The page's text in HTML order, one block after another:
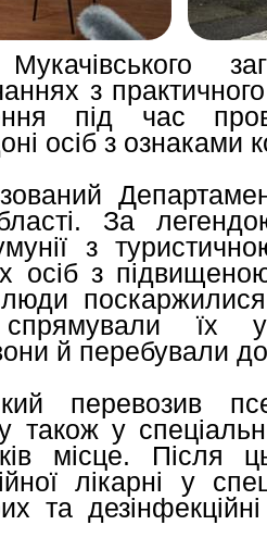
Мукачівського
з
під час
осіб з ознаками
За
з
осіб з
спрямували їх
й перебували до
перевозив
також у
місце. Після
лікарні у
та